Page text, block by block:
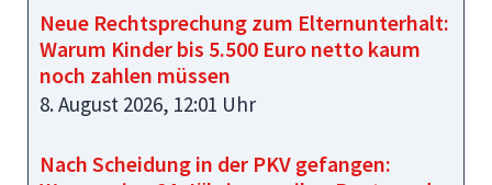
Neue Rechtsprechung zum Elternunterhalt:
Warum Kinder bis 5.500 Euro netto kaum
noch zahlen müssen
8. August 2026, 12:01 Uhr
Nach Scheidung in der PKV gefangen: